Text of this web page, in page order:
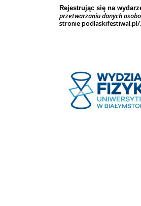
Rejestrując się na
przetwarzaniu danych
stronie podlaskifestiwal.pl/